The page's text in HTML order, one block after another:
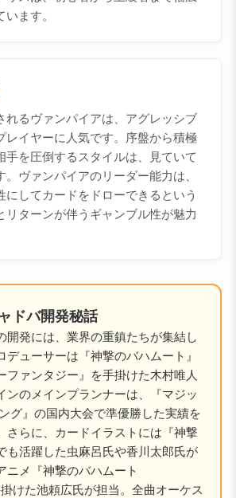
ます。
れるヴァンパイアは、アグレッシブ
レイヤーに人気です。序盤から積極
手を圧倒するスタイルは、見ていて
ヴァンパイアのリーダー能力は、
にしてカードをドローできるという
リターンが伴うギャンブル性が魅力
ドバ開発秘話
開発には、業界の重鎮たちが集結し
デューサーは『神撃のバハムート』
ファンタジー』を手掛けた木村唯人
ンのメインプランナーは、『マジッ
グ』の国内大会で準優勝した実績を
さらに、カードイラストには『神撃
も活躍した虫麻呂氏や香川太郎氏が
ニメ『神撃のバハムート
けた池頼広氏が担当。全曲オーケス